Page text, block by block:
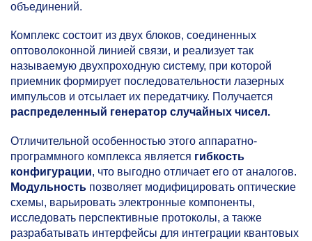
объединений.
Комплекс состоит из двух блоков, соединенных
оптоволоконной линией связи, и реализует так
называемую двухпроходную систему, при которой
приемник формирует последовательности лазерных
импульсов и отсылает их передатчику. Получается
распределенный генератор случайных чисел.
Отличительной особенностью этого аппаратно-
программного комплекса является гибкость
конфигурации, что выгодно отличает его от аналогов.
Модульность позволяет модифицировать оптические
схемы, варьировать электронные компоненты,
исследовать перспективные протоколы, а также
разрабатывать интерфейсы для интеграции квантовых